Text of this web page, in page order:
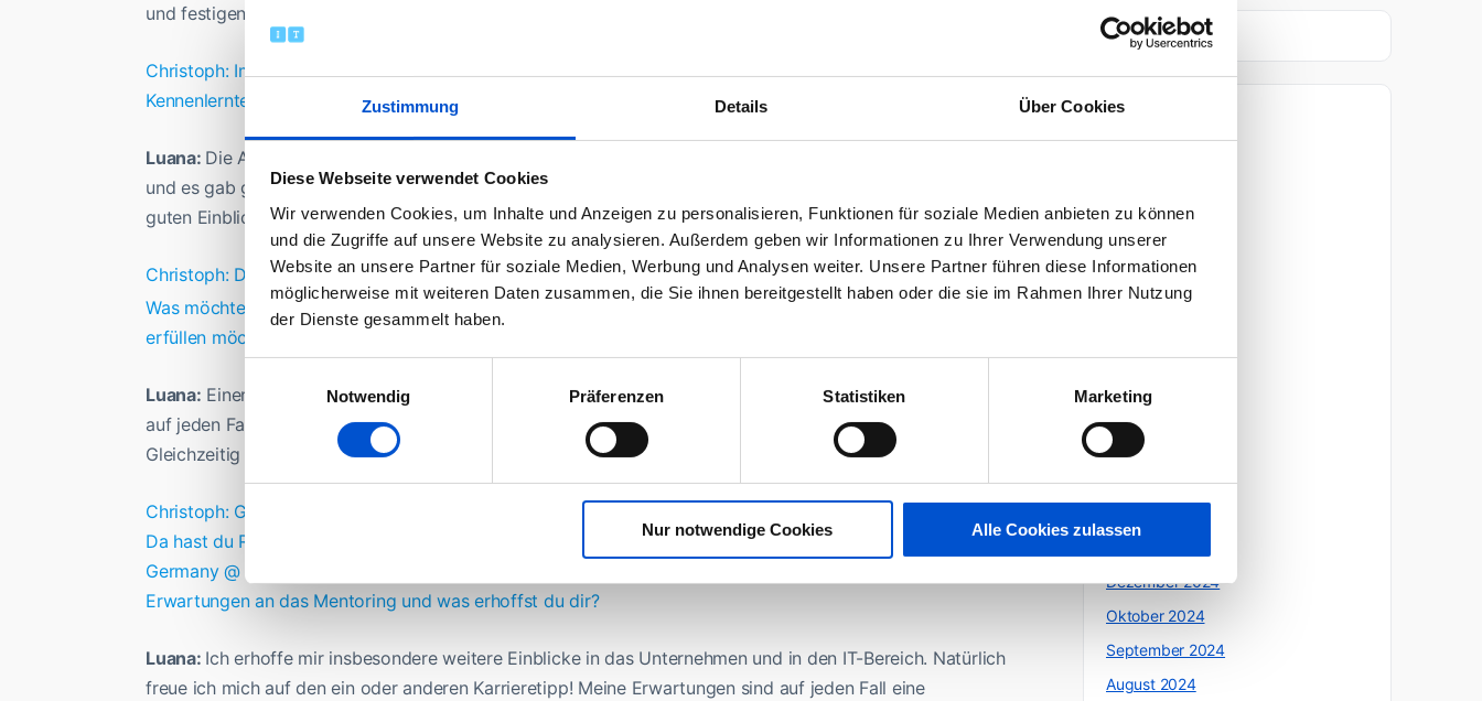
Zustimmung Details Über Cookies
Diese Webseite verwendet Cookies
Wir verwenden Cookies, um Inhalte und Anzeigen zu personalisieren, Funktionen für soziale Medien anbieten zu können
und die Zugriffe auf unsere Website zu analysieren. Außerdem geben wir Informationen zu Ihrer Verwendung unserer
Website an unsere Partner für soziale Medien, Werbung und Analysen weiter. Unsere Partner führen diese Informationen
möglicherweise mit weiteren Daten zusammen, die Sie ihnen bereitgestellt haben oder die sie im Rahmen Ihrer Nutzung
der Dienste gesammelt haben.
Notwendig
Präferenzen Statistiken Marketing
Nur notwendige Cookies Alle Cookies zulassen
und festigen kann.
Christoph: Im Rahmen der Bewerbung und des Auswahlprozesses konntest du Airbus in einem
Kennenlerntermin digital kennenlernen. Wie hat dir der Termin gefallen und was konntest du mitnehmen?
Luana: Die Atmosphäre des Termins war sehr locker und freundlich. Es wurde sehr viel zu Airbus erklärt
und es gab genügend Zeit für Fragen. Außerdem haben sich mehrere Mitarbeitende vorgestellt und einen
guten Einblick in die Arbeit bei Airbus gegeben. Insgesamt hat mir der Termin sehr gefallen!
Christoph: Das Feedback wird Airbus sicherlich freuen.
Was möchtest du mit der monetären Förderung anstellen? Gibt es einen besonderen Wunsch, den du dir
erfüllen möchtest?
Luana: Einen konkreten Wunsch oder ein konkretes Vorhaben habe ich nicht. Die Förderung wird mir aber
auf jeden Fall die Möglichkeit geben, mich auf meine letzten Semester des Masters zu konzentrieren.
Gleichzeitig motiviert es natürlich auch!
Christoph: Gerade in Zeiten hoher Inflation und steigender Preise ist eine finanzielle Entlastung immer gut.
Da hast du Recht. Zusätzlich zur Förderung wird dir Sascha Goldner (Head of IT Service Delivery
Germany @ Airbus Defence and Space) als persönlicher Mentor zur Seite stehen. Was sind deine
Erwartungen an das Mentoring und was erhoffst du dir?
Luana: Ich erhoffe mir insbesondere weitere Einblicke in das Unternehmen und in den IT-Bereich. Natürlich
freue ich mich auf den ein oder anderen Karrieretipp! Meine Erwartungen sind auf jeden Fall eine
April 2026
März 2026
November 2025
Oktober 2025
Mai 2025
April 2025
März 2025
Dezember 2024
Oktober 2024
September 2024
August 2024